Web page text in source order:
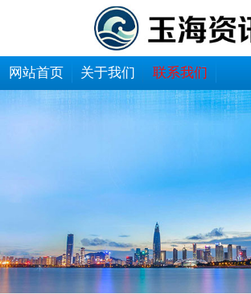
网站首页 关于我们 联系我们